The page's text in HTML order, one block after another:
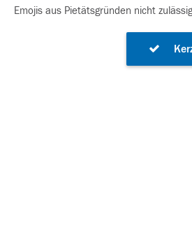
Emojis aus Pietätsgründen nicht